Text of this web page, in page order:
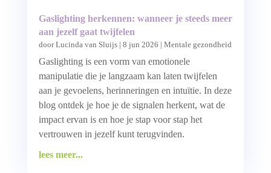
Gaslighting herkennen: wanneer je steeds meer
aan jezelf gaat twijfelen
doorLucinda van Sluijs| 8 jun 2026 | Mentale gezondheid
Gaslighting is een vorm van emotionele
manipulatie die je langzaam kan laten twijfelen
aan je gevoelens, herinneringen en intuïtie. In deze
blog ontdek je hoe je de signalen herkent, wat de
impact ervan is en hoe je stap voor stap het
vertrouwen in jezelf kunt terugvinden.
lees meer...